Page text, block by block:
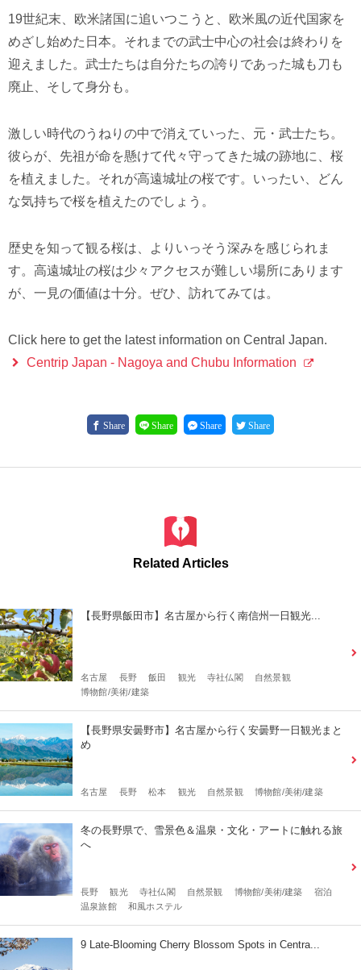
19世紀末、欧米諸国に追いつこうと、欧米風の近代国家を
めざし始めた日本。それまでの武士中心の社会は終わりを
迎えました。武士たちは自分たちの誇りであった城も刀も
廃止、そして身分も。
激しい時代のうねりの中で消えていった、元・武士たち。
彼らが、先祖が命を懸けて代々守ってきた城の跡地に、桜
を植えました。それが高遠城址の桜です。いったい、どん
な気持ちで桜を植えたのでしょう。
歴史を知って観る桜は、よりいっそう深みを感じられま
す。高遠城址の桜は少々アクセスが難しい場所にあります
が、一見の価値は十分。ぜひ、訪れてみては。
Click here to get the latest information on Central Japan.
Centrip Japan - Nagoya and Chubu Information
Share Share Share Share
Related Articles
【長野県飯田市】名古屋から行く南信州一日観光...
名古屋 長野 飯田 観光 寺社仏閣
自然景観
博物館/美術/建築
【長野県安曇野市】名古屋から行く安曇野一日観光まと
め
名古屋 長野 松本 観光 自然景観 博物館/美術/建築
冬の長野県で、雪景色＆温泉・文化・アートに触れる旅
へ
長野 観光 寺社仏閣 自然景観 博物館/美術/建築
宿泊
温泉旅館
和風ホステル
9 Late-Blooming Cherry Blossom Spots in Centra...